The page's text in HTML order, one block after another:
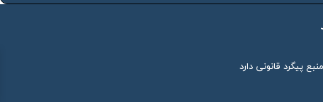
پیگرد قانونی دارد